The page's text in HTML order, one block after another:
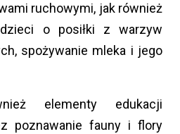
ruchowymi, jak również
o posiłki z warzyw
spożywanie mleka i jego
elementy edukacji
poznawanie fauny i flory